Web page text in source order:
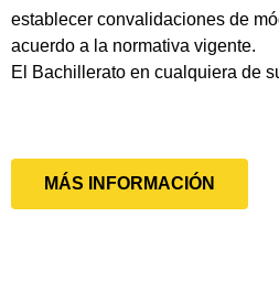
establecer convalidaciones de
acuerdo a la normativa vigente.
El Bachillerato en cualquiera de
MÁS INFORMACIÓN